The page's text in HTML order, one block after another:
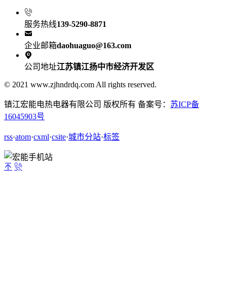

服务热线139-5290-8871

企业邮箱daohuaguo@163.com

公司地址江苏镇江扬中市经济开发区
© 2021 www.zjhndrdq.com All rights reserved.
镇江宏能电热电器有限公司 版权所有 备案号： 苏ICP备
16045903号
rss·atom·cxml·csite·城市分站·标签
 